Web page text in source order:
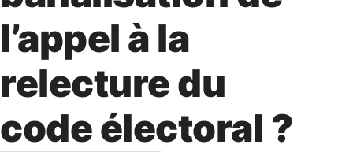
l’appel à la
relecture du
code électoral ?